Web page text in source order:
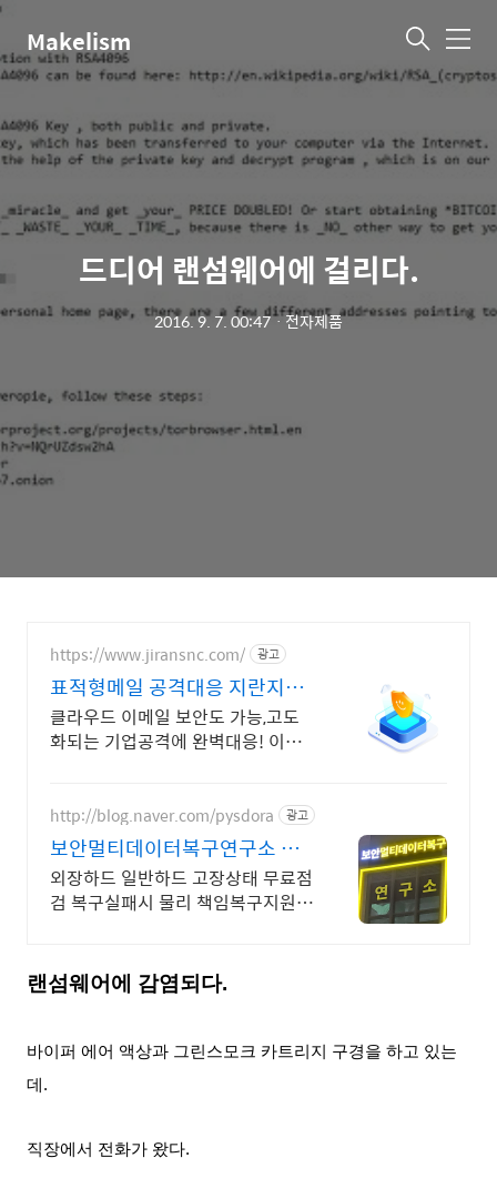
Makelism 메
뉴
드디어 랜섬웨어에 걸리다.
2016. 9. 7. 00:47ㆍ전자제품
https://www.jiransnc.com/ 광고
표적형메일 공격대응 지란지교
IT 보안솔루션 전문기업
클라우드 이메일 보안도 가능,고도
화되는 기업공격에 완벽대응! 이메
http://blog.naver.com/pysdora 광고
보안멀티데이터복구연구소 당
일
외장하드 일반하드 고장상태 무료점
검 복구실패시 물리 책임복구지원금
랜섬웨어에 감염되다.
바이퍼 에어 액상과 그린스모크 카트리지 구경을 하고 있는
데.
직장에서 전화가 왔다.